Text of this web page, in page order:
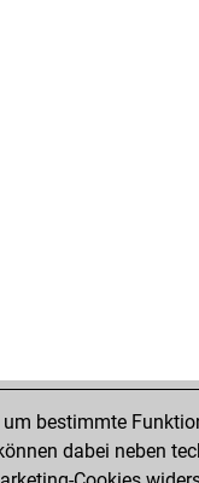
bestimmte
dabei neben